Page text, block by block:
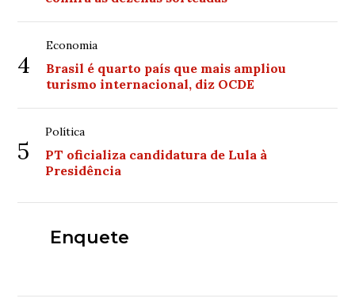
4
Economia
Brasil é quarto país que mais ampliou
turismo internacional, diz OCDE
5
Política
PT oficializa candidatura de Lula à
Presidência
Enquete